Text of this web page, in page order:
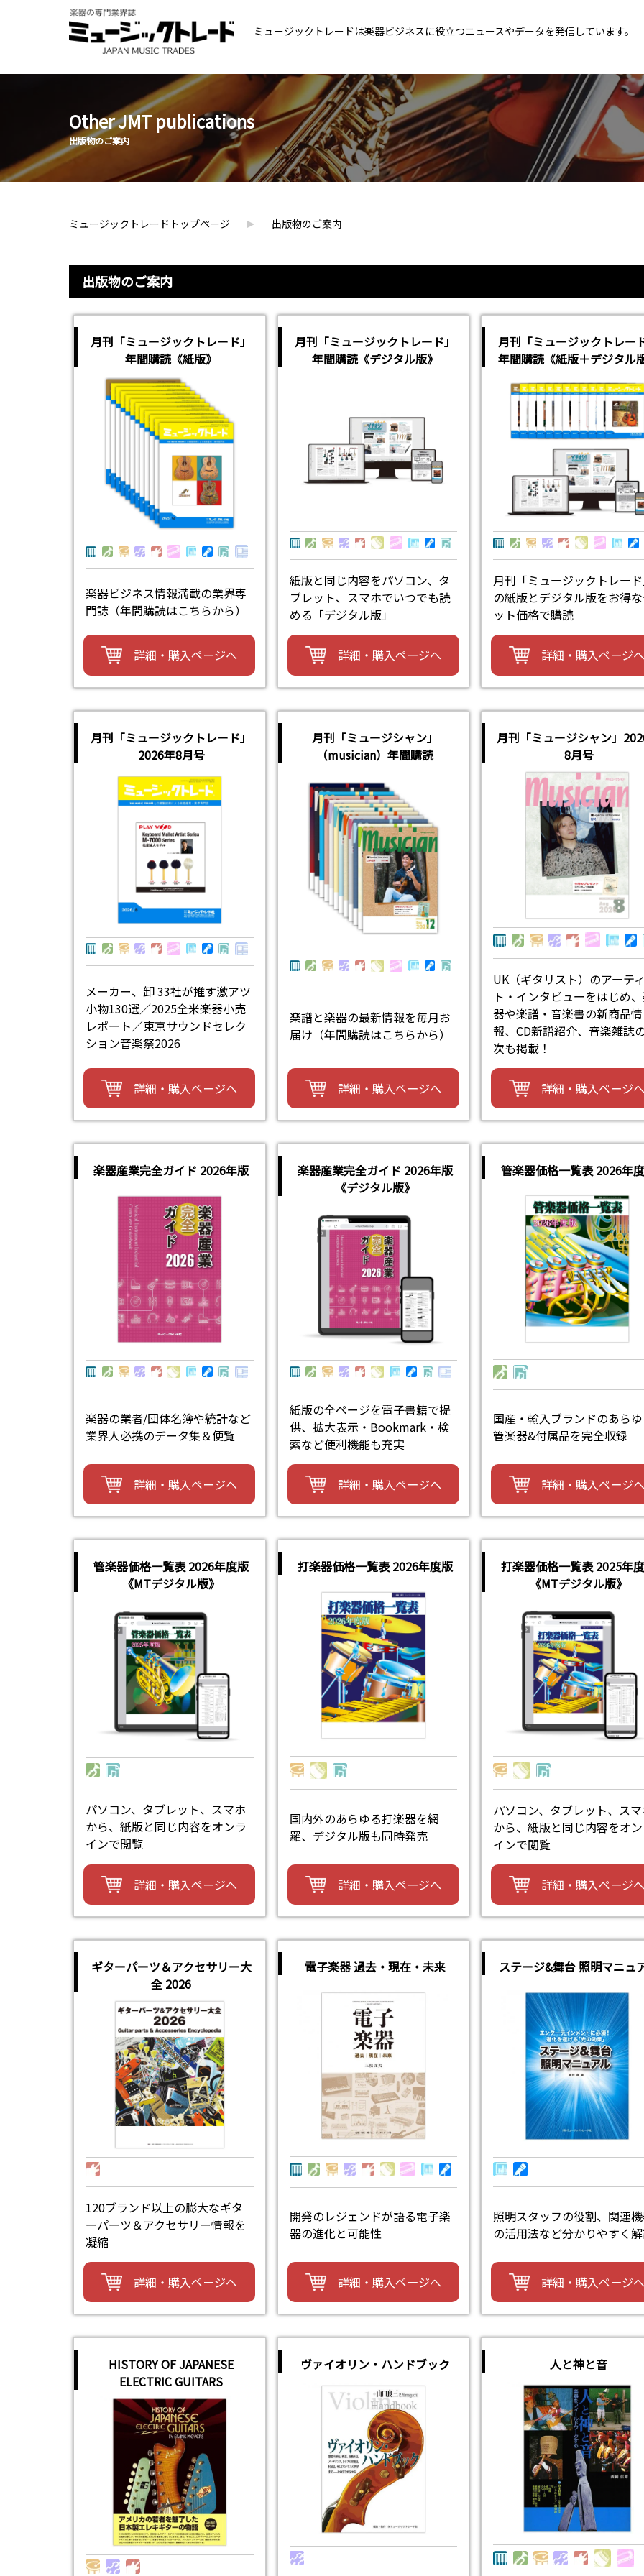
ミュージックトレードは楽器ビジネスに役立つニュースやデータを発信しています。
Other JMT publications
出版物のご案内
ミュージックトレードトップページ 出版物のご案内
出版物のご案内
月刊「ミュージックトレード」
年間購読《紙版》
楽器ビジネス情報満載の業界専
門誌（年間購読はこちらから）
詳細・購入ページへ
月刊「ミュージックトレード」
年間購読《デジタル版》
紙版と同じ内容をパソコン、タ
ブレット、スマホでいつでも読
める「デジタル版」
詳細・購入ページへ
月刊「ミュージックトレー
年間購読《紙版＋デジタル
月刊「ミュージックトレー
の紙版とデジタル版をお得
ット価格で購読
詳細・購入ページ
月刊「ミュージックトレード」
2026年8月号
メーカー、卸 33社が推す激アツ
小物130選／2025全米楽器小売
レポート／東京サウンドセレク
ション音楽祭2026
詳細・購入ページへ
月刊「ミュージシャン」
（musician）年間購読
楽譜と楽器の最新情報を毎月お
届け（年間購読はこちらから）
詳細・購入ページへ
月刊「ミュージシャン」
8月号
UK（ギタリスト）のアーテ
ト・インタビューをはじめ
器や楽譜・音楽書の新商品情
報、CD新譜紹介、音楽雑誌
次も掲載！
詳細・購入ページ
楽器産業完全ガイド 2026年版
楽器の業者/団体名簿や統計など
業界人必携のデータ集＆便覧
詳細・購入ページへ
楽器産業完全ガイド 2026年版
《デジタル版》
紙版の全ページを電子書籍で提
供、拡大表示・Bookmark・検
索など便利機能も充実
詳細・購入ページへ
管楽器価格一覧表 2026年
国産・輸入ブランドのあら
管楽器&付属品を完全収録
詳細・購入ページ
管楽器価格一覧表 2026年度版
《MTデジタル版》
パソコン、タブレット、スマホ
から、紙版と同じ内容をオンラ
インで閲覧
詳細・購入ページへ
打楽器価格一覧表 2026年度版
国内外のあらゆる打楽器を網
羅、デジタル版も同時発売
詳細・購入ページへ
打楽器価格一覧表 2025年
《MTデジタル版》
パソコン、タブレット、ス
から、紙版と同じ内容をオ
インで閲覧
詳細・購入ページ
ギターパーツ＆アクセサリー大
全 2026
120ブランド以上の膨大なギタ
ーパーツ＆アクセサリー情報を
凝縮
詳細・購入ページへ
電子楽器 過去・現在・未来
開発のレジェンドが語る電子楽
器の進化と可能性
詳細・購入ページへ
ステージ&舞台 照明マニュ
照明スタッフの役割、関連
の活用法など分かりやすく
詳細・購入ページ
HISTORY OF JAPANESE
ELECTRIC GUITARS
ヴァイオリン・ハンドブック 人と神と音